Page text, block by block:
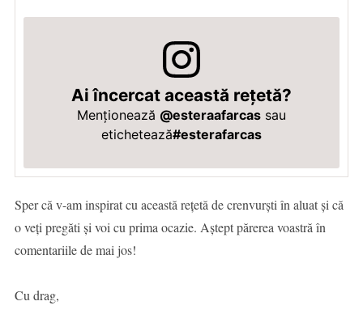
Ai încercat această rețetă?
Menționează @esteraafarcas sau
etichetează#esterafarcas
Sper că v-am inspirat cu această rețetă de crenvurști în aluat și că
o veți pregăti și voi cu prima ocazie. Aștept părerea voastră în
comentariile de mai jos!
Cu drag,